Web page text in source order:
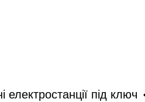
під ключ